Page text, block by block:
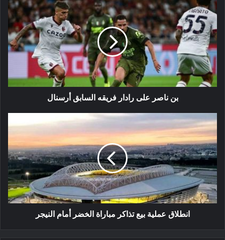
ناصر
على
رادار
فريقه
السابق
أرسنال
بن ناصر على رادار فريقه السابق أرسنال
انطلاق
عملية
بيع
تذاكر
مباراة
الخضر
أمام
النيجر
انطلاق عملية بيع تذاكر مباراة الخضر أمام النيجر